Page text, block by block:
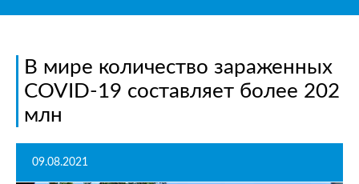
В мире количество зараженных
COVID-19 составляет более 202
млн
09.08.2021